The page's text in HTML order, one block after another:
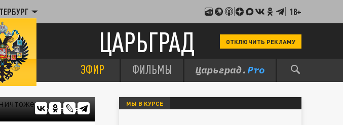
18+
ЦАРЬГРАД ОТКЛЮЧИТЬ РЕКЛАМУ
ЭФИР ФИЛЬМЫ
ФОТО: FREEPIK
МЫ В КУРСЕ